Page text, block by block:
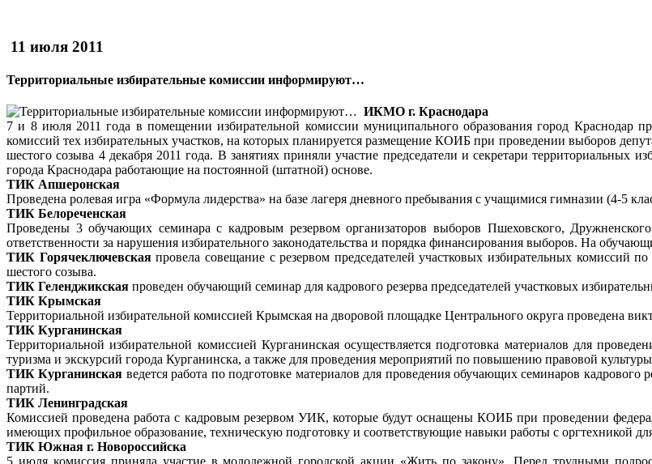
11 июля 2011
Территориальные избирательные комиссии информируют…
ИКМО г. Краснодара
7 и 8 июля 2011 года в помещении избирательной комиссии муниципального образования город Краснодар
комиссий тех избирательных участков, на которых планируется размещение КОИБ при проведении выборов
шестого созыва 4 декабря 2011 года. В занятиях приняли участие председатели и секретари территориальных
города Краснодара работающие на постоянной (штатной) основе.
ТИК Апшеронская
Проведена ролевая игра «Формула лидерства» на базе лагеря дневного пребывания с учащимися гимназии (4-5
ТИК Белореченская
Проведены 3 обучающих семинара с кадровым резервом организаторов выборов Пшеховского,
ответственности за нарушения избирательного законодательства и порядка финансирования выборов. На
ТИК Горячеключевскаяпровела совещание с резервом председателей участковых избирательных
шестого созыва.
ТИК Геленджикская проведен обучающий семинар для кадрового резерва председателей участковых
ТИК Крымская
Территориальной избирательной комиссией Крымская на дворовой площадке Центрального округа проведена
ТИК Курганинская
Территориальной избирательной комиссией Курганинская осуществляется подготовка материалов для
туризма и экскурсий города Курганинска, а также для проведения мероприятий по повышению правовой
ТИК Курганинская ведется работа по подготовке материалов для проведения обучающих семинаров
партий.
ТИК Ленинградская
Комиссией проведена работа с кадровым резервом УИК, которые будут оснащены КОИБ при проведении
имеющих профильное образование, техническую подготовку и соответствующие навыки работы с оргтехникой
ТИК Южная г. Новороссийска
5 июля комиссия приняла участие в молодежной городской акции «Жить по закону». Перед трудными